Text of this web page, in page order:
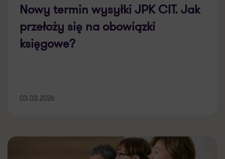
Nowy termin wysyłki JPK CIT. Jak
przełoży się na obowiązki
księgowe?
03.03.2026